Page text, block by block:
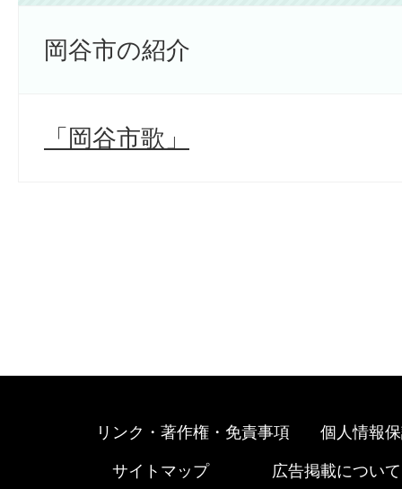
岡谷市の紹介
「岡谷市歌」
リンク・著作権・免責事項 個人情報
サイトマップ 広告掲載について